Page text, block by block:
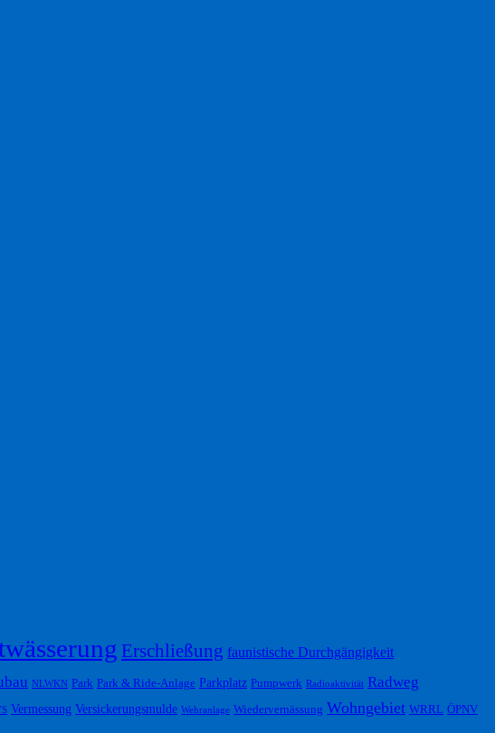
Erschließung faunistische Durchgängigkeit
NLWKN Park Park & Ride-Anlage Parkplatz Pumpwerk Radioaktivität Radweg
Vermessung Versickerungsmulde Wehranlage Wiedervernässung Wohngebiet WRRL ÖPNV